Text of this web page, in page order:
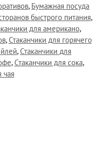
, Бумажная посуда
быстрого питания,
для американо,
,Стаканчики для горячего
,Стаканчики для
,Стаканчики для сока,
чая